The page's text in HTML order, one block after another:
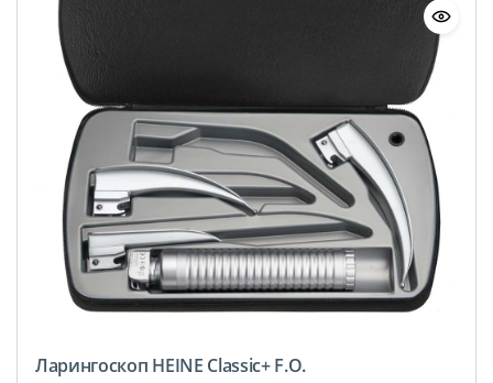
Ларингоскоп HEINE Classic+ F.O.